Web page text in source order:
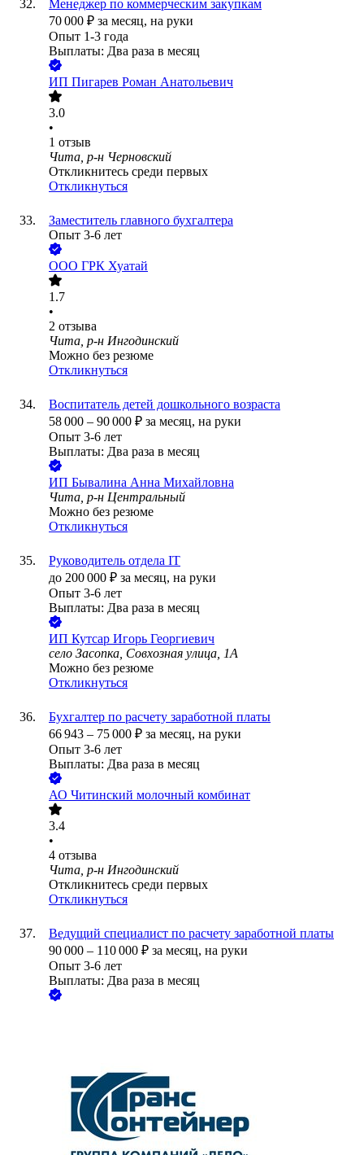
Менеджер по коммерческим закупкам
70 000 ₽ за месяц, на руки
Опыт 1-3 года
Выплаты: Два раза в месяц
ИП Пигарев Роман Анатольевич
3.0
•
1 отзыв
Чита, р-н Черновский
Откликнитесь среди первых
Откликнуться
Заместитель главного бухгалтера
Опыт 3-6 лет
ООО ГРК Хуатай
1.7
•
2 отзыва
Чита, р-н Ингодинский
Можно без резюме
Откликнуться
Воспитатель детей дошкольного возраста
58 000 – 90 000 ₽ за месяц, на руки
Опыт 3-6 лет
Выплаты: Два раза в месяц
ИП Бывалина Анна Михайловна
Чита, р-н Центральный
Можно без резюме
Откликнуться
Руководитель отдела IT
до 200 000 ₽ за месяц, на руки
Опыт 3-6 лет
Выплаты: Два раза в месяц
ИП Кутсар Игорь Георгиевич
село Засопка, Совхозная улица, 1А
Можно без резюме
Откликнуться
Бухгалтер по расчету заработной платы
66 943 – 75 000 ₽ за месяц, на руки
Опыт 3-6 лет
Выплаты: Два раза в месяц
АО Читинский молочный комбинат
3.4
•
4 отзыва
Чита, р-н Ингодинский
Откликнитесь среди первых
Откликнуться
Ведущий специалист по расчету заработной платы
90 000 – 110 000 ₽ за месяц, на руки
Опыт 3-6 лет
Выплаты: Два раза в месяц